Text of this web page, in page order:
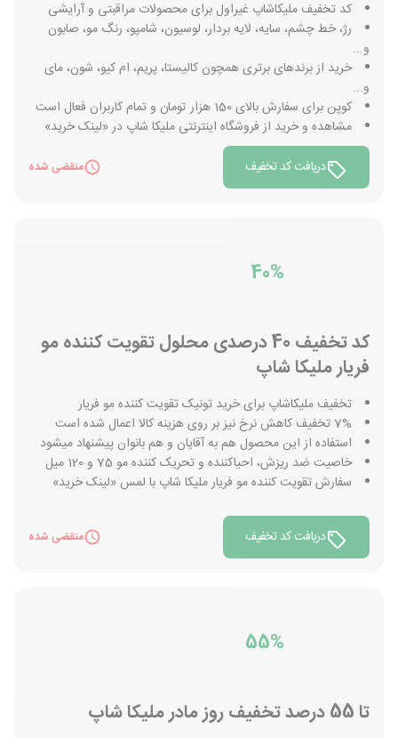
کد تخفیف ملیکاشاپ غیراول برای محصولات مراقبتی و آرایشی
رژ، خط چشم، سایه، لایه بردار، لوسیون، شامپو، رنگ مو، صابون
و...
خرید از برندهای برتری همچون کالیستا، پریم، ام کیو، شون، مای
و...
کوپن برای سفارش بالای 150 هزار تومان و تمام کاربران فعال است
مشاهده و خرید از فروشگاه اینترنتی ملیکا شاپ در «لینک خرید»
دریافت کد تخفیف
منقضی شده
40%
کد تخفیف 40 درصدی محلول تقویت کننده مو
فریار ملیکا شاپ
تخفیف ملیکاشاپ برای خرید تونیک تقویت کننده مو فریار
7% تخفیف کاهش نرخ نیز بر روی هزینه کالا اعمال شده است
استفاده از این محصول هم به آقایان و هم بانوان پیشنهاد میشود
خاصیت ضد ریزش، احیاکننده و تحریک کننده مو 75 و 120 میل
سفارش تقویت کننده مو فریار ملیکا شاپ با لمس «لینک خرید»
دریافت کد تخفیف منقضی شده
55%
تا 55 درصد تخفیف روز مادر ملیکا شاپ